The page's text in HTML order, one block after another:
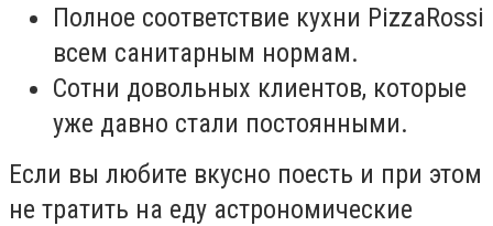
Полное соответствие кухни PizzaRossi
всем санитарным нормам.
Сотни довольных клиентов, которые
уже давно стали постоянными.
Если вы любите вкусно поесть и при этом
не тратить на еду астрономические